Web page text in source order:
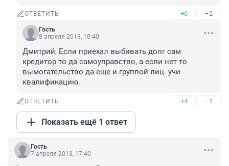
ОТВЕТИТЬ +0 –2
Гость
8 апреля 2013, 10:40
Дмитрий, Если приехал выбивать долг сам
кредитор то да самоуправство, а если нет то
вымогательство да еще и группой лиц. учи
квалификацию.
ОТВЕТИТЬ +4 –1
Показать ещё 1 ответ
Гость
7 апреля 2013, 17:40